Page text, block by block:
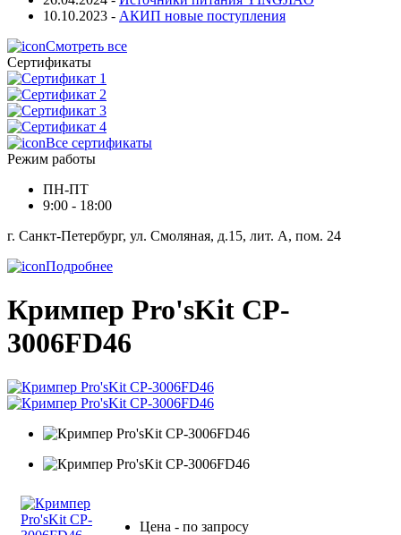
10.10.2023 - АКИП новые поступления
Смотреть все
Сертификаты
Все сертификаты
Режим работы
ПН-ПТ
9:00 - 18:00
г. Санкт-Петербург, ул. Смоляная, д.15, лит. А, пом. 24
Подробнее
Кримпер Pro'sKit CP-
3006FD46
Цена - по запросу